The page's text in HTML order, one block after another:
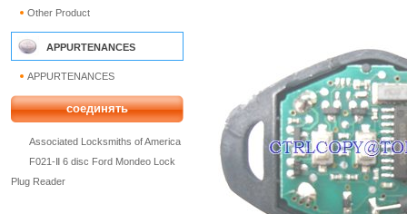
Other Product
APPURTENANCES
APPURTENANCES
соединять
Associated Locksmiths of America
F021-Ⅱ 6 disc Ford Mondeo Lock
Plug Reader